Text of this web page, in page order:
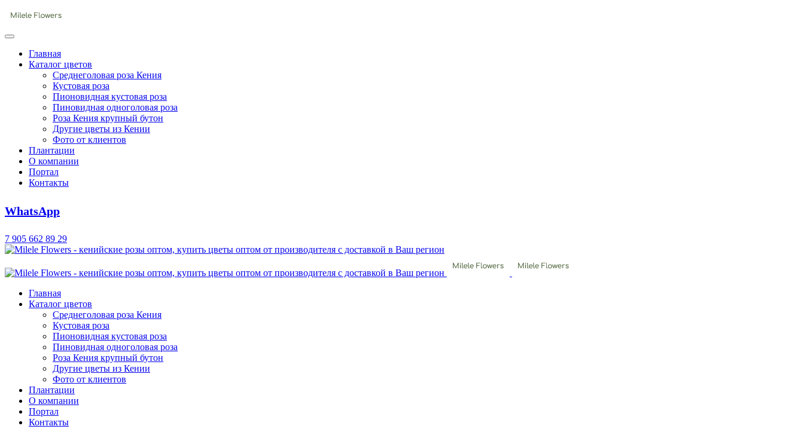
Главная
Каталог цветов
Среднеголовая роза Кения
Кустовая роза
Пионовидная кустовая роза
Пиновидная одноголовая роза
Роза Кения крупный бутон
Другие цветы из Кении
Фото от клиентов
Плантации
О компании
Портал
Контакты
WhatsApp
7 905 662 89 29
Главная
Каталог цветов
Среднеголовая роза Кения
Кустовая роза
Пионовидная кустовая роза
Пиновидная одноголовая роза
Роза Кения крупный бутон
Другие цветы из Кении
Фото от клиентов
Плантации
О компании
Портал
Контакты